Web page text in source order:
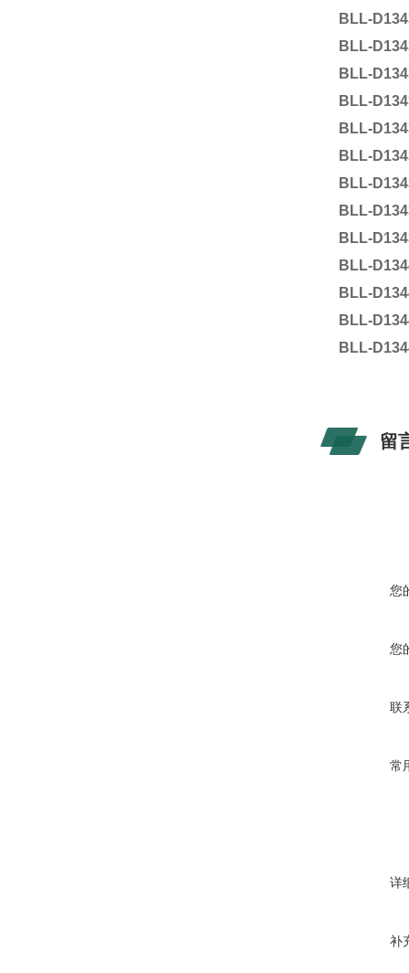
BLL-
BLL-
BLL-
BLL-
BLL-
BLL-
BLL-
BLL-
BLL-
BLL-
BLL-
BLL-
BLL-
留
您
您
联
常
详
补